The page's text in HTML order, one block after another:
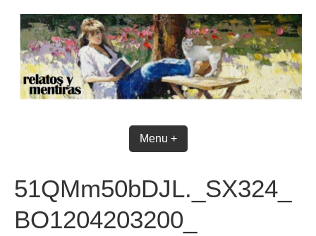
content
Menu +
51QMm50bDJL._SX324_
BO1204203200_